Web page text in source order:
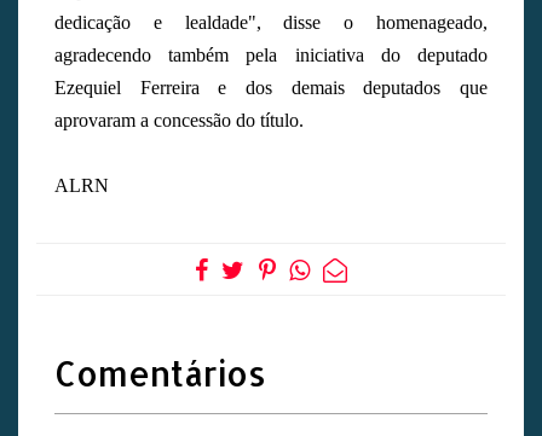
dedicação e lealdade", disse o homenageado,
agradecendo também pela iniciativa do deputado
Ezequiel Ferreira e dos demais deputados que
aprovaram a concessão do título.
ALRN
Comentários